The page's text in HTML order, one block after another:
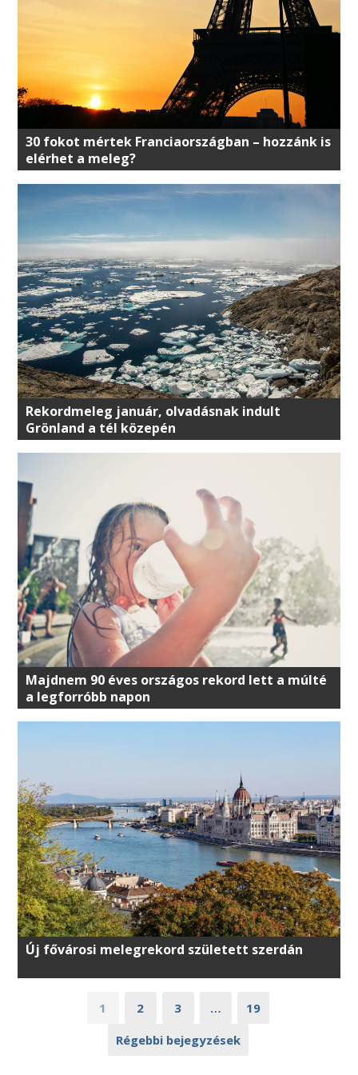
30 fokot mértek Franciaországban – hozzánk is
elérhet a meleg?
Rekordmeleg január, olvadásnak indult
Grönland a tél közepén
Majdnem 90 éves országos rekord lett a múlté
a legforróbb napon
Új fővárosi melegrekord született szerdán
1 2 3 …
19
Régebbi bejegyzések